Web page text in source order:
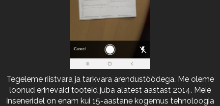
Tegeleme riistvara ja tarkvara arendustöödega. Me oleme
loonud erinevaid tooteid juba alatest aastast 2014. Meie
inseneridel on enam kui 15-aastane kogemus tehnoloogia